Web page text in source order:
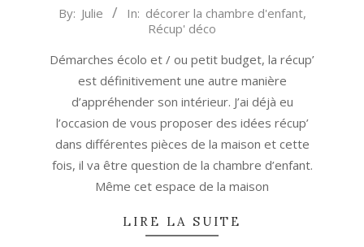
2022-
12
By: Julie In: décorer la chambre d'enfant,
Récup' déco
Démarches écolo et / ou petit budget, la récup’
est définitivement une autre manière
d’appréhender son intérieur. J’ai déjà eu
l’occasion de vous proposer des idées récup’
dans différentes pièces de la maison et cette
fois, il va être question de la chambre d’enfant.
Même cet espace de la maison
LIRE LA SUITE